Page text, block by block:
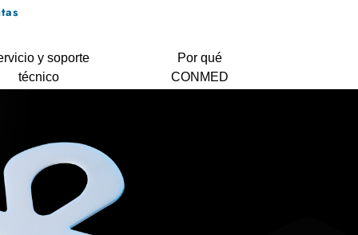
y soporte
técnico
Por qué
CONMED